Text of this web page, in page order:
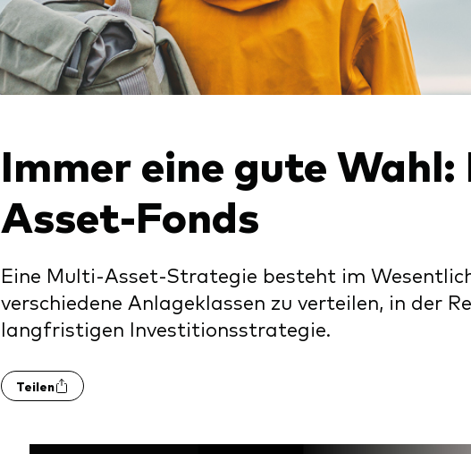
LifeStrategy
Modellportfolios
Anbieterliste
Vanguard Modellportfolios
Vanguard Beratungsstudie
Immer eine gute
Asset-Fonds
Eine Multi-Asset-Strategie besteht im
verschiedene Anlageklassen zu verteilen, in der
langfristigen Investitionsstrategie.
Teilen